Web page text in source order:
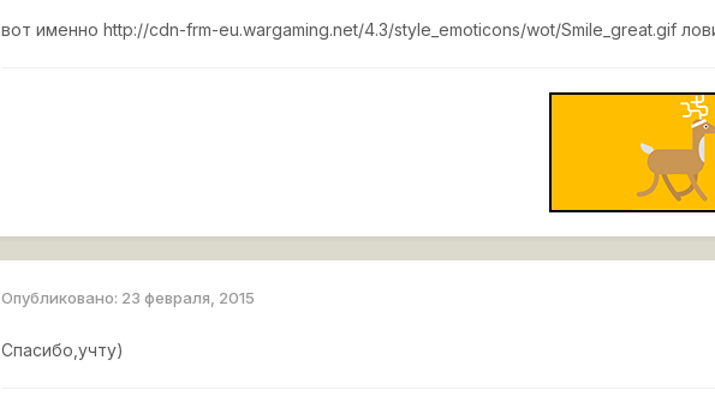
вот именноhttp://cdn-frm-eu.wargaming.net/4.3/style_emoticons/wot/Smile_great.gif
Опубликовано: 23 февраля, 2015
Спасибо,учту)